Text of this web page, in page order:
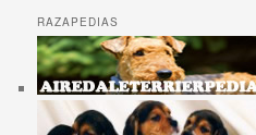
RAZAPEDIAS